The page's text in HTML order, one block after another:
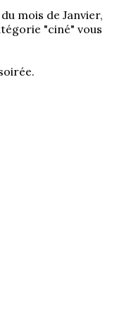
mois de Janvier,
"ciné" vous